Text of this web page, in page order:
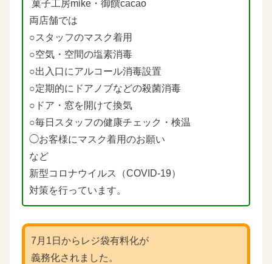
菓子工房mike・御饌cacao
両店舗では
○スタッフのマスク着用
○空気・空間の塩素消毒
○出入口にアルコール消毒設置
○定期的にドアノブなどの殺菌消毒
○ドア・窓を開けて換気
○毎日スタッフの健康チェック・検温
◯お客様にマスク着用のお願い
など
新型コロナウイルス（COVID-19）
対策を行っています。
7月1日からレジ袋有料化が
義務化されました。